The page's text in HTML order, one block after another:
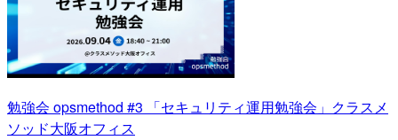
勉強会 opsmethod #3 「セキュリティ運用勉強会」クラスメ
ソッド大阪オフィス